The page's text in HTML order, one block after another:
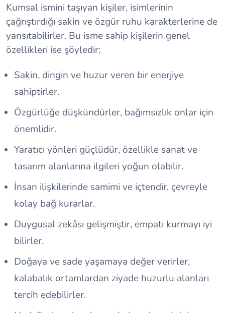
Kumsal ismini taşıyan kişiler, isimlerinin
çağrıştırdığı sakin ve özgür ruhu karakterlerine de
yansıtabilirler. Bu isme sahip kişilerin genel
özellikleri ise şöyledir:
Sakin, dingin ve huzur veren bir enerjiye
sahiptirler.
Özgürlüğe düşkündürler, bağımsızlık onlar için
önemlidir.
Yaratıcı yönleri güçlüdür, özellikle sanat ve
tasarım alanlarına ilgileri yoğun olabilir.
İnsan ilişkilerinde samimi ve içtendir, çevreyle
kolay bağ kurarlar.
Duygusal zekâsı gelişmiştir, empati kurmayı iyi
bilirler.
Doğaya ve sade yaşamaya değer verirler,
kalabalık ortamlardan ziyade huzurlu alanları
tercih edebilirler.